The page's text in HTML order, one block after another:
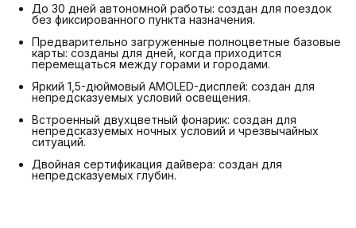
До 30 дней автономной работы: создан для поездок
без фиксированного пункта назначения.
Предварительно загруженные полноцветные базовые
карты: созданы для дней, когда приходится
перемещаться между горами и городами.
Яркий 1,5-дюймовый AMOLED-дисплей: создан для
непредсказуемых условий освещения.
Встроенный двухцветный фонарик: создан для
непредсказуемых ночных условий и чрезвычайных
ситуаций.
Двойная сертификация дайвера: создан для
непредсказуемых глубин.